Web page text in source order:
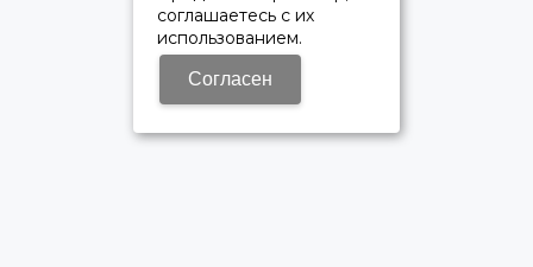
соглашаетесь с их
использованием.
Согласен